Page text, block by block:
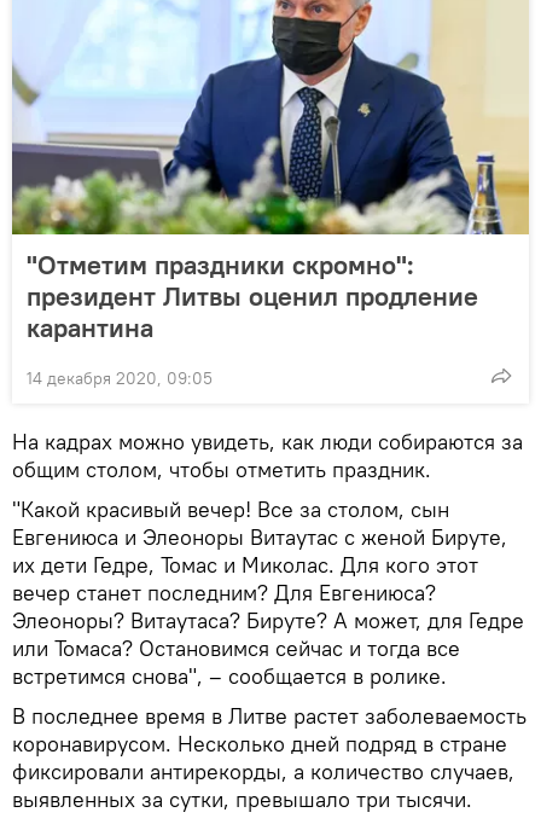
"Отметим праздники скромно":
президент Литвы оценил продление
карантина
14 декабря 2020, 09:05
На кадрах можно увидеть, как люди собираются за
общим столом, чтобы отметить праздник.
"Какой красивый вечер! Все за столом, сын
Евгениюса и Элеоноры Витаутас с женой Бируте,
их дети Гедре, Томас и Миколас. Для кого этот
вечер станет последним? Для Евгениюса?
Элеоноры? Витаутаса? Бируте? А может, для Гедре
или Томаса? Остановимся сейчас и тогда все
встретимся снова", – сообщается в ролике.
В последнее время в Литве растет заболеваемость
коронавирусом. Несколько дней подряд в стране
фиксировали антирекорды, а количество случаев,
выявленных за сутки, превышало три тысячи.